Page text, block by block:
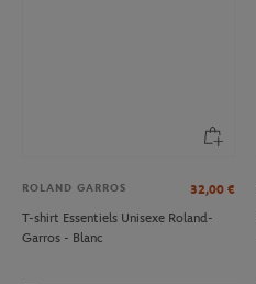
ROLAND GARROS 32,00 €
T-shirt Essentiels Unisexe Roland-
Garros - Blanc